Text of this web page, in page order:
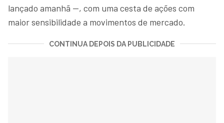
lançado amanhã —, com uma cesta de ações com
maior sensibilidade a movimentos de mercado.
CONTINUA DEPOIS DA PUBLICIDADE